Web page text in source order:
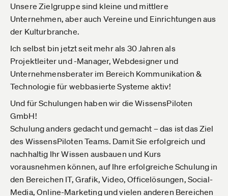
Unsere Zielgruppe sind kleine und mittlere
Unternehmen, aber auch Vereine und Einrichtungen aus
der Kulturbranche.
Ich selbst bin jetzt seit mehr als 30 Jahren als
Projektleiter und -Manager, Webdesigner und
Unternehmensberater im Bereich Kommunikation &
Technologie für webbasierte Systeme aktiv!
Und für Schulungen haben wir die WissensPiloten
GmbH!
Schulung anders gedacht und gemacht – das ist das Ziel
des WissensPiloten Teams. Damit Sie erfolgreich und
nachhaltig Ihr Wissen ausbauen und Kurs
vorausnehmen können, auf Ihre erfolgreiche Schulung in
den Bereichen IT, Grafik, Video, Officelösungen, Social-
Media, Online-Marketing und vielen anderen Bereichen